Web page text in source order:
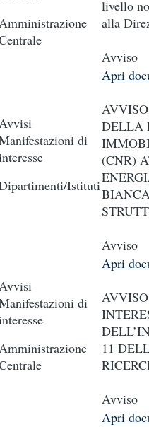
livello
alla
Avviso
di
Istituti
Apri
DELLA
(CNR)
Avviso
di
Apri
11
Avviso
Apri